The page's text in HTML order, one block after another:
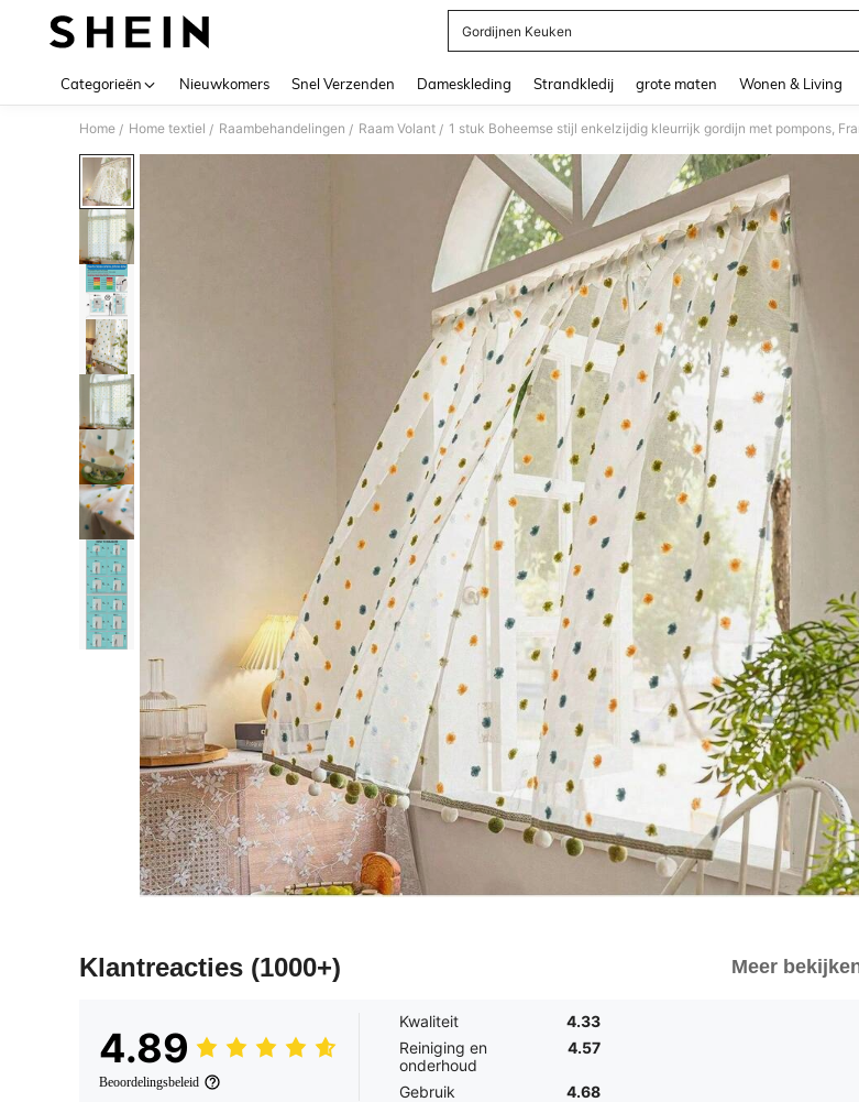
Gordijnen Keuken
Categorieën Nieuwkomers Snel Verzenden Dameskleding Strandkledij grote maten Wonen & Living
Home / Home textiel / Raambehandelingen / Raam Volant /
Klantreacties (1000+) Meer
4.89
Beoordelingsbeleid
Kwaliteit
4.33
Reiniging en
onderhoud
4.57
Gebruik 4.68